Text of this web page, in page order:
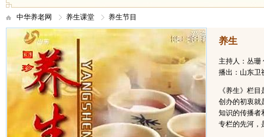
中华养老网 养生课堂 养生节目
养生
主持人：丛珊
播出：山东卫
《养生》栏
创办的初衷就
知识的传播者
专栏的先河，